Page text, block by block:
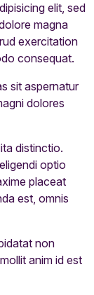
elit, sed
magna
exercitation
consequat.
sit aspernatur
dolores
distinctio.
optio
placeat
est, omnis
non
anim id est